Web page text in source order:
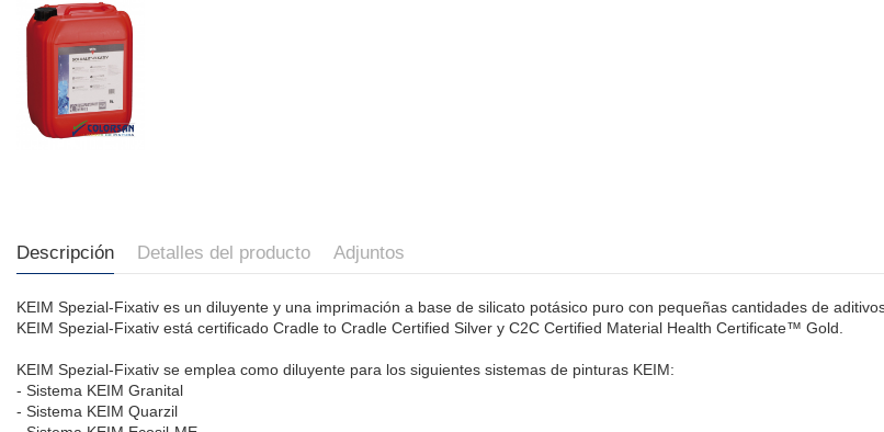
Descripción Detalles del producto Adjuntos
KEIM Spezial-Fixativ es un diluyente y una imprimación a base de silicato potásico puro con pequeñas cantidades de
KEIM Spezial-Fixativ está certificado Cradle to Cradle Certified Silver y C2C Certified Material Health Certificate™ Gold.
KEIM Spezial-Fixativ se emplea como diluyente para los siguientes sistemas de pinturas KEIM:
- Sistema KEIM Granital
- Sistema KEIM Quarzil